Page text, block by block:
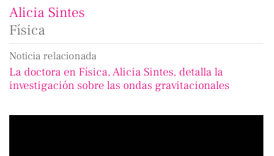
Alicia Sintes
Física
Noticia relacionada
La doctora en Física, Alicia Sintes, detalla la
investigación sobre las ondas gravitacionales